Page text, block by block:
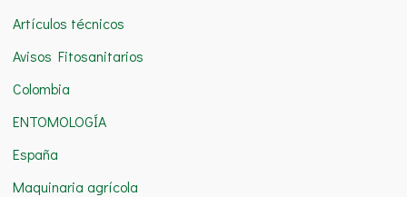
r
p
o
r
:
Artículos técnicos
Avisos Fitosanitarios
Colombia
ENTOMOLOGÍA
España
Maquinaria agrícola